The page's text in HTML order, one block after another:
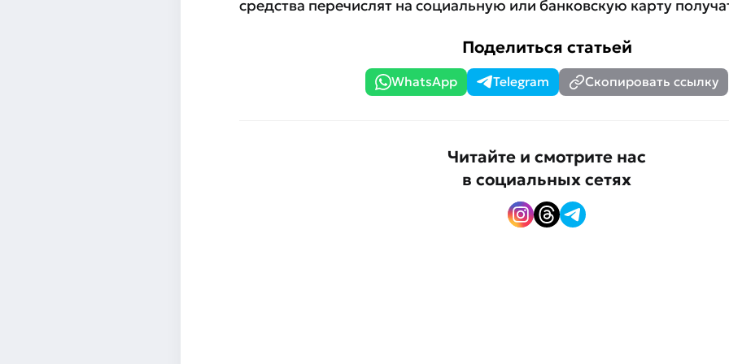
средства перечислят на социальную или банковскую карту
Поделиться статьей
WhatsApp Telegram Скопировать ссылку
Читайте и смотрите нас
в социальных сетях